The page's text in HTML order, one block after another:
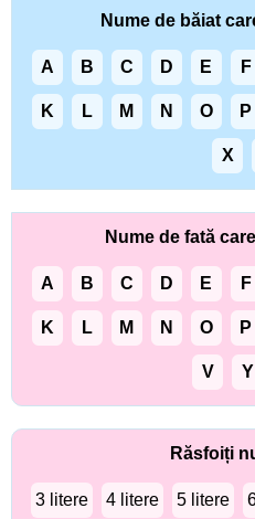
Nume de băiat
A B C D E F
K L M N O P
X
Nume de fată
A B C D E F
K L M N O P
V Y
Răsfoiți
3 litere 4 litere 5 litere